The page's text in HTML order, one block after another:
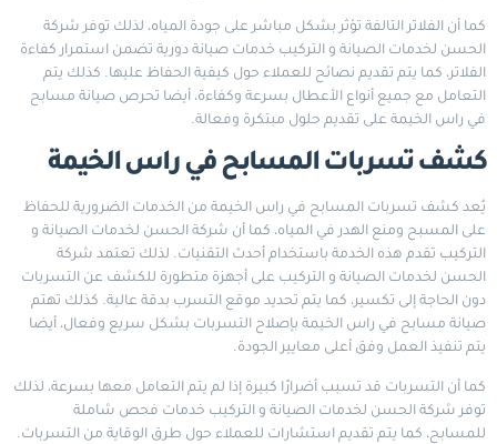
كما أن الفلاتر التالفة تؤثر بشكل مباشر على جودة المياه، لذلك توفر شركة
الحسن لخدمات الصيانة و التركيب خدمات صيانة دورية تضمن استمرار كفاءة
الفلاتر، كما يتم تقديم نصائح للعملاء حول كيفية الحفاظ عليها. كذلك يتم
التعامل مع جميع أنواع الأعطال بسرعة وكفاءة، أيضا تحرص صيانة مسابح
في راس الخيمة على تقديم حلول مبتكرة وفعالة.
كشف تسربات المسابح في راس الخيمة
يُعد كشف تسربات المسابح في راس الخيمة من الخدمات الضرورية للحفاظ
على المسبح ومنع الهدر في المياه، كما أن شركة الحسن لخدمات الصيانة و
التركيب تقدم هذه الخدمة باستخدام أحدث التقنيات. لذلك تعتمد شركة
الحسن لخدمات الصيانة و التركيب على أجهزة متطورة للكشف عن التسربات
دون الحاجة إلى تكسير، كما يتم تحديد موقع التسرب بدقة عالية. كذلك تهتم
صيانة مسابح في راس الخيمة بإصلاح التسربات بشكل سريع وفعال، أيضا
يتم تنفيذ العمل وفق أعلى معايير الجودة.
كما أن التسربات قد تسبب أضرارًا كبيرة إذا لم يتم التعامل معها بسرعة، لذلك
توفر شركة الحسن لخدمات الصيانة و التركيب خدمات فحص شاملة
للمسابح، كما يتم تقديم استشارات للعملاء حول طرق الوقاية من التسربات.